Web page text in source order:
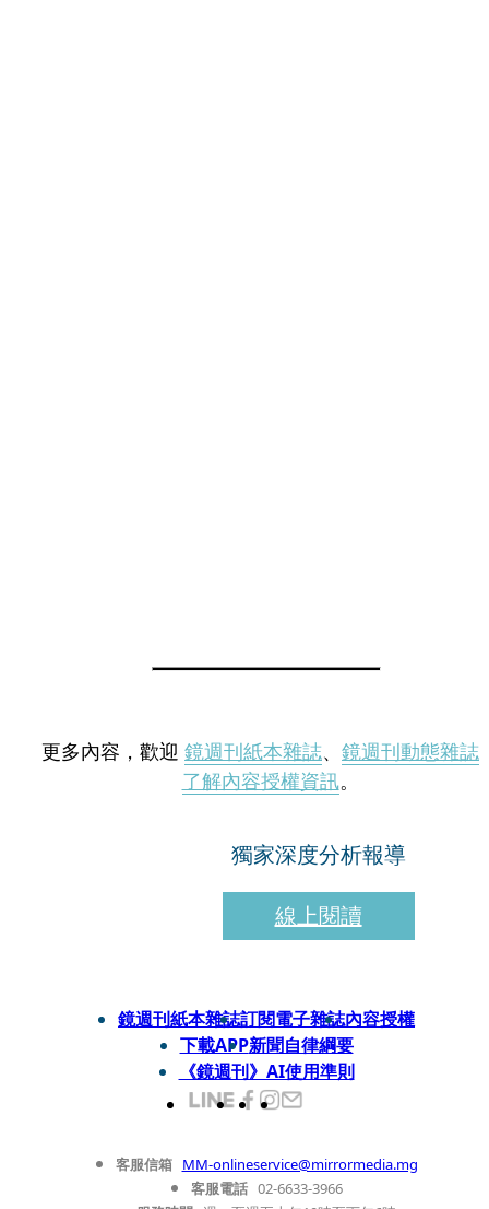
更多內容，歡迎 鏡週刊紙本雜誌、 鏡週刊動態雜誌
了解內容授權資訊。
獨家深度分析報導
線上閱讀
鏡週刊紙本雜誌訂閱電子雜誌內容授權
下載APP新聞自律綱要
《鏡週刊》AI使用準則
客服信箱 MM-onlineservice@mirrormedia.mg
客服電話 02-6633-3966